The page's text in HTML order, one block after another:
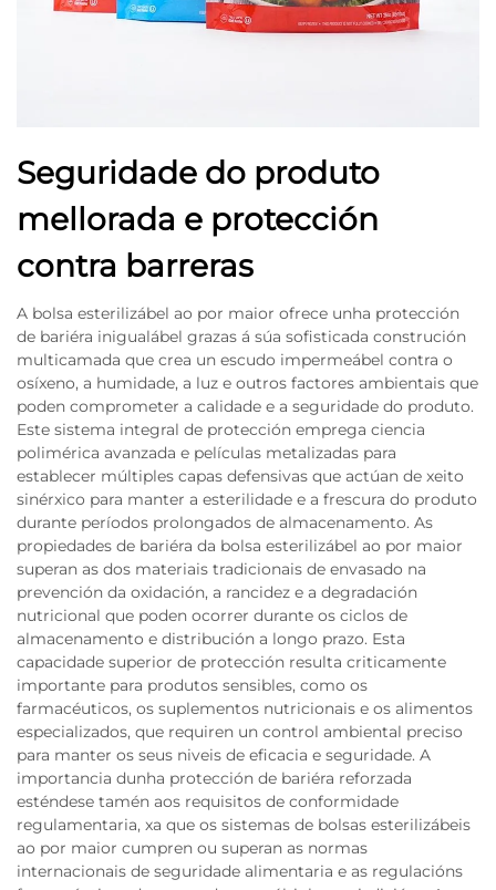
Seguridade do produto
mellorada e protección
contra barreras
A bolsa esterilizábel ao por maior ofrece unha protección
de bariéra inigualábel grazas á súa sofisticada construción
multicamada que crea un escudo impermeábel contra o
osíxeno, a humidade, a luz e outros factores ambientais que
poden comprometer a calidade e a seguridade do produto.
Este sistema integral de protección emprega ciencia
polimérica avanzada e películas metalizadas para
establecer múltiples capas defensivas que actúan de xeito
sinérxico para manter a esterilidade e a frescura do produto
durante períodos prolongados de almacenamento. As
propiedades de bariéra da bolsa esterilizábel ao por maior
superan as dos materiais tradicionais de envasado na
prevención da oxidación, a rancidez e a degradación
nutricional que poden ocorrer durante os ciclos de
almacenamento e distribución a longo prazo. Esta
capacidade superior de protección resulta criticamente
importante para produtos sensibles, como os
farmacéuticos, os suplementos nutricionais e os alimentos
especializados, que requiren un control ambiental preciso
para manter os seus niveis de eficacia e seguridade. A
importancia dunha protección de bariéra reforzada
esténdese tamén aos requisitos de conformidade
regulamentaria, xa que os sistemas de bolsas esterilizábeis
ao por maior cumpren ou superan as normas
internacionais de seguridade alimentaria e as regulacións